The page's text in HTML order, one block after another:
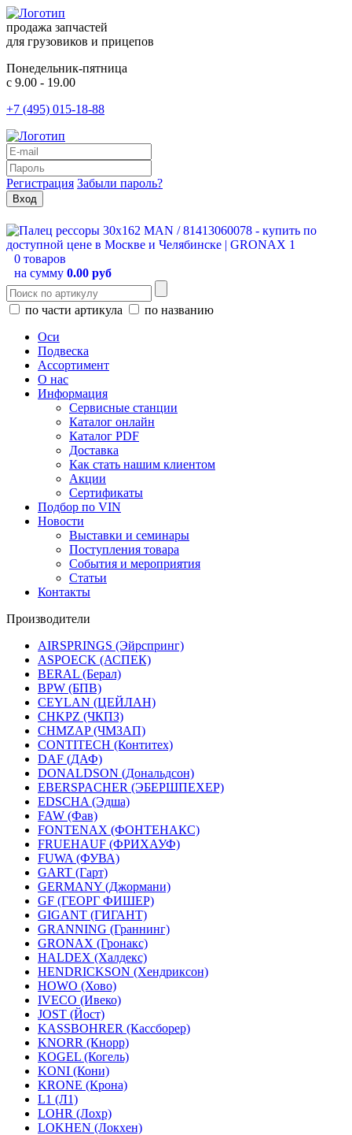
продажа запчастей
для грузовиков и прицепов
Понедельник-пятница
с 9.00 - 19.00
+7 (495) 015-18-88
Регистрация Забыли пароль?
0 товаров
на сумму 0.00 руб
по части артикула
по названию
Оси
Подвеска
Ассортимент
О нас
Информация
Сервисные станции
Каталог онлайн
Каталог PDF
Доставка
Как стать нашим клиентом
Акции
Сертификаты
Подбор по VIN
Новости
Выставки и семинары
Поступления товара
События и мероприятия
Статьи
Контакты
Производители
AIRSPRINGS (Эйрспринг)
ASPOECK (АСПЕК)
BERAL (Берал)
BPW (БПВ)
CEYLAN (ЦЕЙЛАН)
CHKPZ (ЧКПЗ)
CHMZAP (ЧМЗАП)
CONTITECH (Контитех)
DAF (ДАФ)
DONALDSON (Дональдсон)
EBERSPACHER (ЭБЕРШПЕХЕР)
EDSCHA (Эдша)
FAW (Фав)
FONTENAX (ФОНТЕНАКС)
FRUEHAUF (ФРИХАУФ)
FUWA (ФУВА)
GART (Гарт)
GERMANY (Джормани)
GF (ГЕОРГ ФИШЕР)
GIGANT (ГИГАНТ)
GRANNING (Граннинг)
GRONAX (Гронакс)
HALDEX (Халдекс)
HENDRICKSON (Хендриксон)
HOWO (Хово)
IVECO (Ивеко)
JOST (Йост)
KASSBOHRER (Касcборер)
KNORR (Кнорр)
KOGEL (Когель)
KONI (Кони)
KRONE (Крона)
L1 (Л1)
LOHR (Лохр)
LOKHEN (Локхен)